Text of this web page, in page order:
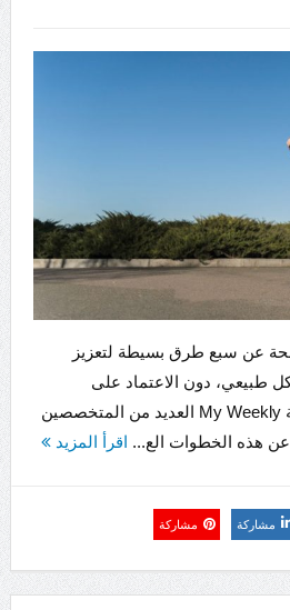
عن سبع طرق بسيطة لتعزيز
طبيعي، دون الاعتماد على
الكافيين. واستشارت مجلة My Weekly العديد من المتخصصين
هذه الخطوات الع... اقرأ المزيد
مشاركة مشاركة